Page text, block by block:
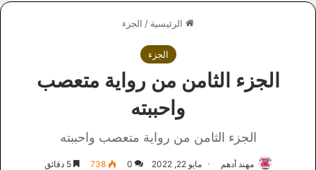
الرئيسية / الجزء
الجزء
الجزء الثامن من رواية متعصب
واحببته
الجزء الثامن من رواية متعصب واحببته
مهند أدهم مايو 22, 2022 0
738 5 دقائق